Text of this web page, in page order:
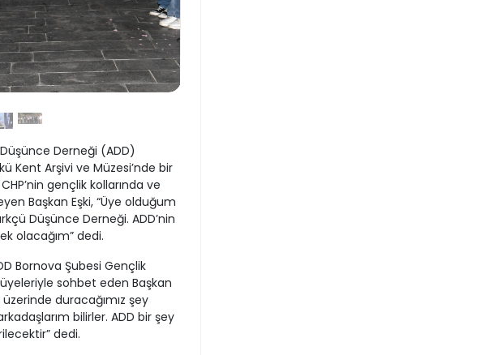
Derneği (ADD)
Kent Arşivi ve Müzesi’nde bir
gençlik kollarında ve
Başkan Eşki, “Üye olduğum
Düşünce Derneği. ADD’nin
olacağım” dedi.
Bornova Şubesi Gençlik
üyeleriyle sohbet eden Başkan
duracağımız şey
bilirler. ADD bir şey
dedi.